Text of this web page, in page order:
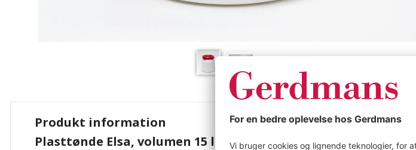
Produkt information
Plasttønde Elsa, volumen 15 l, fra 1 stk.